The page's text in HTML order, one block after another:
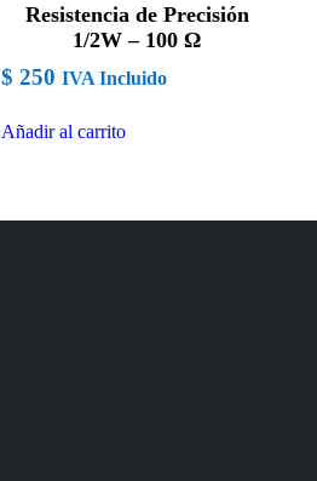
Resistencia de Precisión
1/2W – 100 Ω
$ 250 IVA Incluido
Añadir al carrito